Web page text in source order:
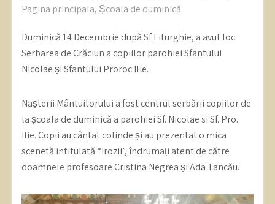
Pagina principala, Școala de duminică
Duminică 14 Decembrie după Sf Liturghie, a avut loc
Serbarea de Crăciun a copiilor parohiei Sfantului
Nicolae și Sfantului Proroc Ilie.
Nașterii Mântuitorului a fost centrul serbării copiilor de
la școala de duminică a parohiei Sf. Nicolae si Sf. Pro.
Ilie. Copii au cântat colinde și au prezentat o mica
scenetă intitulată “Irozii”, îndrumați atent de către
doamnele profesoare Cristina Negrea și Ada Tancău.